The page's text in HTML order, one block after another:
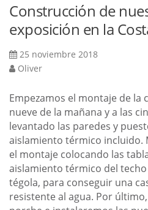
Construcción de
exposición en la
25 noviembre 2018
Oliver
Empezamos el montaje de la
nueve de la mañana y a las
levantado las paredes y
aislamiento térmico incluido.
el montaje colocando las
aislamiento térmico del
tégola, para conseguir una
resistente al agua. Por